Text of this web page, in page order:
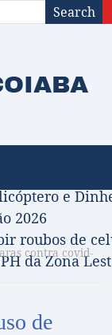
Search
31/07/2026
Tatto
e
2026
roubos de
da Zona
contra covid-
de